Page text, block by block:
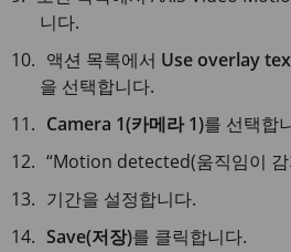
니다.
액션 목록에서 Use overlay
을 선택합니다.
Camera 1(카메라 1)를 선택합
“Motion detected(움직임이 감
기간을 설정합니다.
Save(저장)를 클릭합니다.